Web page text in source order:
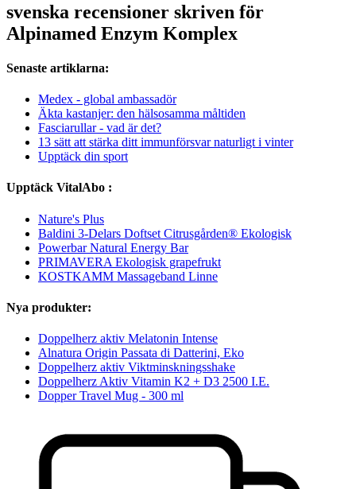
svenska recensioner skriven för
Alpinamed Enzym Komplex
Senaste artiklarna:
Medex - global ambassadör
Äkta kastanjer: den hälsosamma måltiden
Fasciarullar - vad är det?
13 sätt att stärka ditt immunförsvar naturligt i vinter
Upptäck din sport
Upptäck VitalAbo :
Nature's Plus
Baldini 3-Delars Doftset Citrusgården® Ekologisk
Powerbar Natural Energy Bar
PRIMAVERA Ekologisk grapefrukt
KOSTKAMM Massageband Linne
Nya produkter:
Doppelherz aktiv Melatonin Intense
Alnatura Origin Passata di Datterini, Eko
Doppelherz aktiv Viktminskningsshake
Doppelherz Aktiv Vitamin K2 + D3 2500 I.E.
Dopper Travel Mug - 300 ml